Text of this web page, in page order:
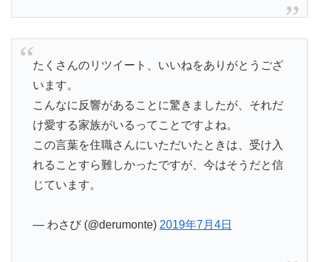
たくさんのリツイート、いいねをありがとうござ
います。
こんなに反響があることに驚きましたが、それだ
け愛する家族がいるってことですよね。
この言葉を住職さんにいただいたときは、受け入
れることすら難しかったですが、今はそうだと信
じています。
— わさび (@derumonte) 2019年7月4日